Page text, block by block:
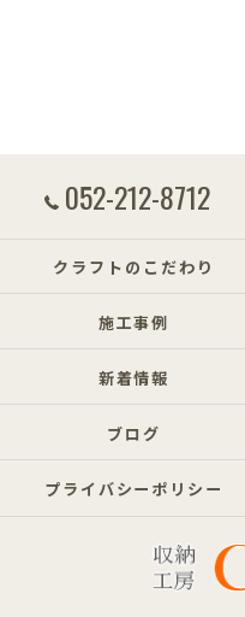
052-212-8712
クラフトのこだわり
施工事例
新着情報
ブログ
プライバシーポリシー